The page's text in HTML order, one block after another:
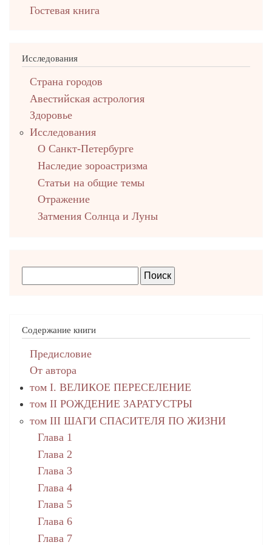
Гостевая книга
Исследования
Страна городов
Авестийская астрология
Здоровье
Исследования
О Санкт-Петербурге
Наследие зороастризма
Cтатьи на общие темы
Отражение
Затмения Солнца и Луны
Содержание книги
Предисловие
От автора
том I. ВЕЛИКОЕ ПЕРЕСЕЛЕНИЕ
том II РОЖДЕНИЕ ЗАРАТУСТРЫ
том III ШАГИ СПАСИТЕЛЯ ПО ЖИЗНИ
Глава 1
Глава 2
Глава 3
Глава 4
Глава 5
Глава 6
Глава 7